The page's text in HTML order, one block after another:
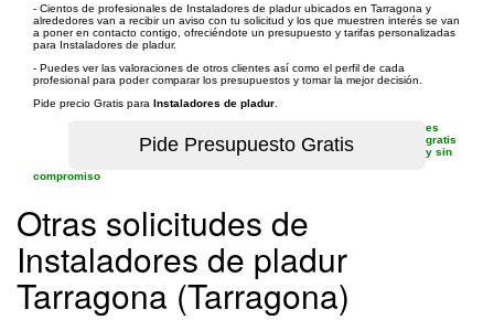
- Cientos de profesionales de Instaladores de pladur ubicados en Tarragona y
alrededores van a recibir un aviso con tu solicitud y los que muestren interés se van
a poner en contacto contigo, ofreciéndote un presupuesto y tarifas personalizadas
para Instaladores de pladur.
- Puedes ver las valoraciones de otros clientes así como el perfil de cada
profesional para poder comparar los presupuestos y tomar la mejor decisión.
Pide precio Gratis para Instaladores de pladur
es
gratis
y sin
compromiso
Otras solicitudes de
Instaladores de pladur
Tarragona (Tarragona)